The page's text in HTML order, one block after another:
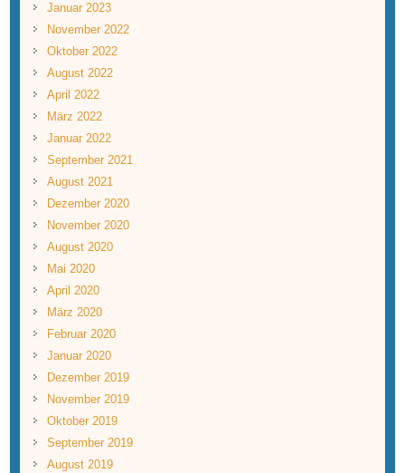
Januar 2023
November 2022
Oktober 2022
August 2022
April 2022
März 2022
Januar 2022
September 2021
August 2021
Dezember 2020
November 2020
August 2020
Mai 2020
April 2020
März 2020
Februar 2020
Januar 2020
Dezember 2019
November 2019
Oktober 2019
September 2019
August 2019